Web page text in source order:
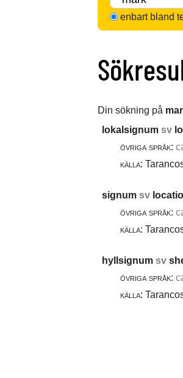
enbart bland
Din sökning på
lokalsignum sv
övriga språk:
källa:
signum sv
övriga språk:
källa:
hyllsignum sv
övriga språk:
källa: